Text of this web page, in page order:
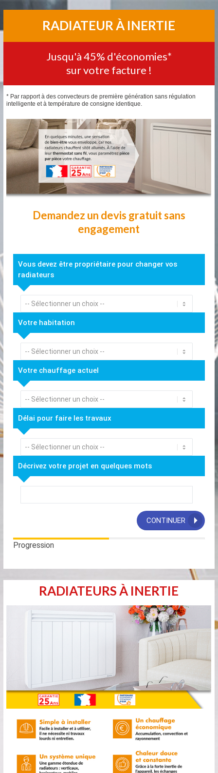
RADIATEUR À INERTIE
Jusqu'à 45% d'économies*
sur votre facture !
* Par rapport à des convecteurs de première génération sans régulation
intelligente et à température de consigne identique.
Demandez un devis gratuit sans
engagement
Vous devez être propriétaire pour changer vos
radiateurs
Votre habitation
Votre chauffage actuel
Délai pour faire les travaux
Décrivez votre projet en quelques mots
CONTINUER
Progression
RADIATEURS À INERTIE